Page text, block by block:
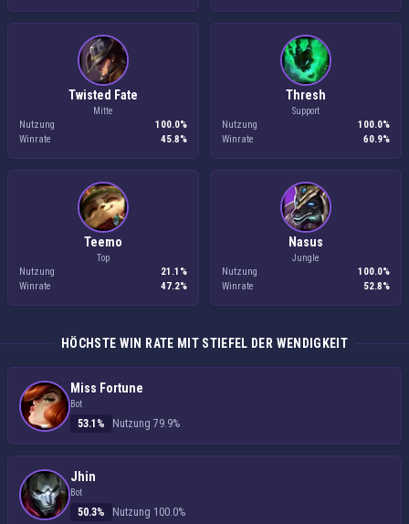
Twisted Fate
Mitte
Nutzung
100.0%
Winrate
45.8%
Thresh
Support
Nutzung
100.0%
Winrate
60.9%
Teemo
Top
Nutzung
21.1%
Winrate
47.2%
Nasus
Jungle
Nutzung
100.0%
Winrate
52.8%
HÖCHSTE WIN RATE MIT STIEFEL DER WENDIGKEIT
Miss Fortune
Bot
53.1% Nutzung 79.9%
Jhin
Bot
50.3% Nutzung 100.0%